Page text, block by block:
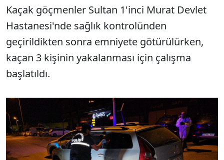
Kaçak göçmenler Sultan 1'inci Murat Devlet
Hastanesi'nde sağlık kontrolünden
geçirildikten sonra emniyete götürülürken,
kaçan 3 kişinin yakalanması için çalışma
başlatıldı.